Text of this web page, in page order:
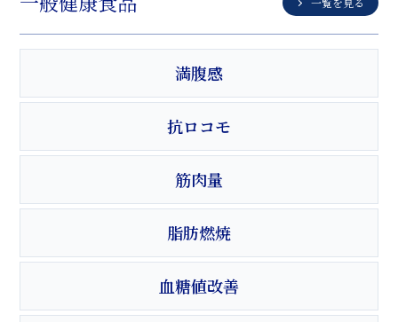
満腹感
抗ロコモ
筋肉量
脂肪燃焼
血糖値改善